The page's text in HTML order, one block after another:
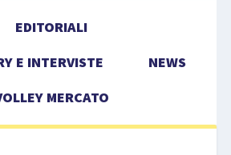
VOLLEY MERCATO
COMPETIZIONI
EDITORIALI
E INTERVISTE
NEWS
MERCATO